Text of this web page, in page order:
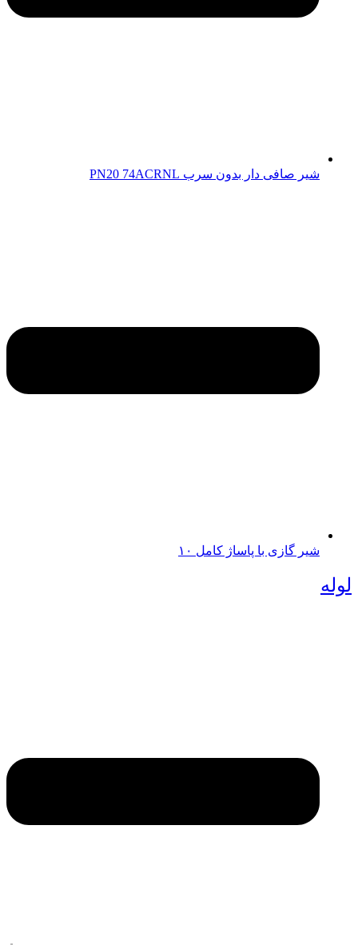
شیر صافی دار بدون سرب PN20 74ACRNL
شیر گازی با پاساژ کامل ۱۰
لوله